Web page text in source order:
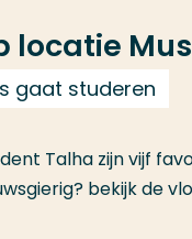
locatie
gaat studeren
Talha zijn vijf
bekijk de